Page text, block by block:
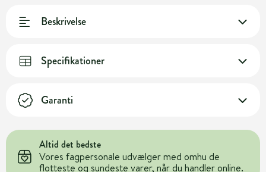
Beskrivelse
Specifikationer
Garanti
Altid det bedste
Vores fagpersonale udvælger med omhu de
flotteste og sundeste varer, når du handler online.